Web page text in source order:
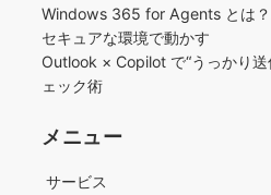
Windows 365 for Agents とは
セキュアな環境で動かす
Outlook × Copilot で“うっかり送
ェック術​
メニュー
サービス